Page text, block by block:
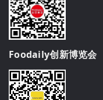
Foodaily创新博览会